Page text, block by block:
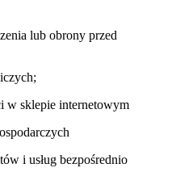
lub obrony przed
sklepie internetowym
i usług bezpośrednio